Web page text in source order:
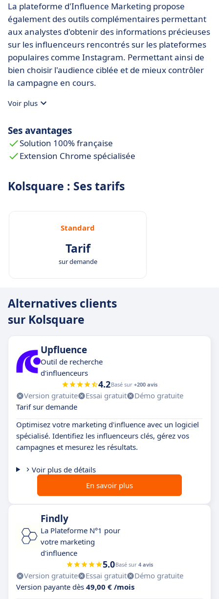
La plateforme d'Influence Marketing propose
également des outils complémentaires permettant
aux analystes d'obtenir des informations précieuses
sur les influenceurs rencontrés sur les plateformes
populaires comme Instagram. Permettant ainsi de
bien choisir l'audience ciblée et de mieux contrôler
la campagne en cours.
Voir plus
Ses avantages
Solution 100% française
Extension Chrome spécialisée
Kolsquare : Ses tarifs
Standard
Tarif
sur demande
Alternatives clients
sur Kolsquare
Upfluence
Outil de recherche
d'influenceurs
4.2Basé sur +200 avis
Version gratuite Essai gratuit
Démo gratuite
Tarif sur demande
Optimisez votre marketing d'influence avec un logiciel
spécialisé. Identifiez les influenceurs clés, gérez vos
campagnes et mesurez les résultats.
Voir plus de détails
En savoir plus
Findly
La Plateforme N°1 pour
votre marketing
d'influence
5.0Basé sur 4 avis
Version gratuite Essai gratuit
Démo gratuite
Version payante dès 49,00 € /mois